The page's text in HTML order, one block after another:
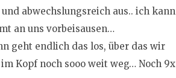
abwechslungsreich aus.. ich kann
an uns vorbeisausen…
geht endlich das los, über das wir
Kopf noch sooo weit weg… Noch 9x